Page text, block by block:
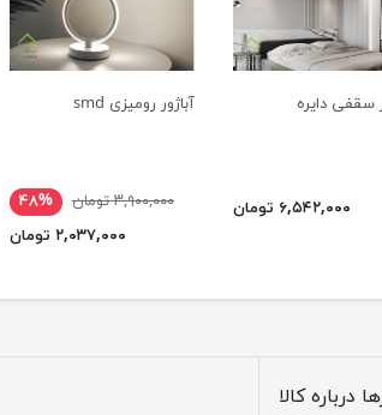
سقفی دایره
۶,۵۴۲,۰۰۰ تومان
آباژور رومیزی smd
۳,۹۰۰,۰۰۰ تومان
۴۸%
۲,۰۳۷,۰۰۰ تومان
درباره کالا